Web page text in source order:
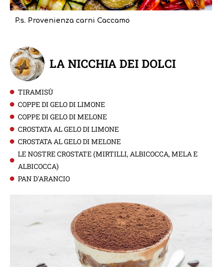
P.s. Provenienza carni Caccamo
LA NICCHIA DEI DOLCI
TIRAMISÙ
COPPE DI GELO DI LIMONE
COPPE DI GELO DI MELONE
CROSTATA AL GELO DI LIMONE
CROSTATA AL GELO DI MELONE
LE NOSTRE CROSTATE (MIRTILLI, ALBICOCCA, MELA E
ALBICOCCA)
PAN D'ARANCIO